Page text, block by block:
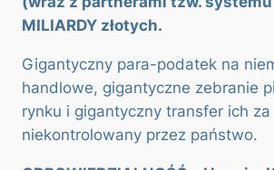
MILIARDY złotych.
Gigantyczny para-podatek na
handlowe, gigantyczne zebranie
rynku i gigantyczny transfer ich za
niekontrolowany przez państwo.